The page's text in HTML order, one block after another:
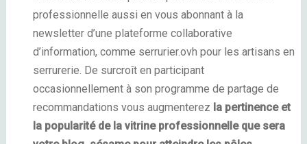
professionnelle aussi en vous abonnant à la
newsletter d’une plateforme collaborative
d’information, comme serrurier.ovh pour les artisans en
serrurerie. De surcroît en participant
occasionnellement à son programme de partage de
recommandations vous augmenterez la pertinence et
la popularité de la vitrine professionnelle que sera